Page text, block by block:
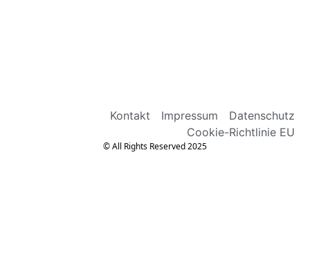
Kontakt Impressum
Datenschutz
Cookie-Richtlinie EU
© All Rights Reserved 2025